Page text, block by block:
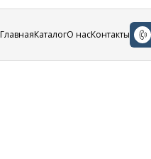
ГлавнаяКаталогО насКонтакты